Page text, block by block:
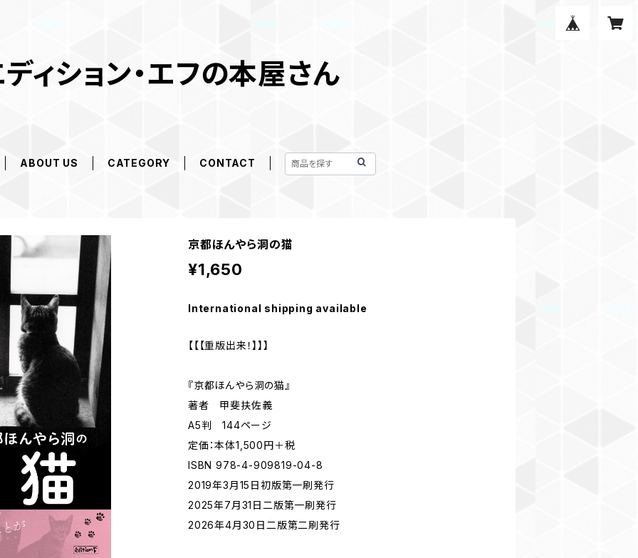
ィション・エフの本屋さん
ABOUT US CATEGORY CONTACT
京都ほんやら洞の猫
¥1,650
International shipping available
【【【重版出来！】】】
『京都ほんやら洞の猫』
著者 甲斐扶佐義
A5判 144ページ
定価：本体1,500円＋税
ISBN 978-4-909819-04-8
2019年3月15日初版第一刷発行
2025年7月31日二版第一刷発行
2026年4月30日二版第二刷発行